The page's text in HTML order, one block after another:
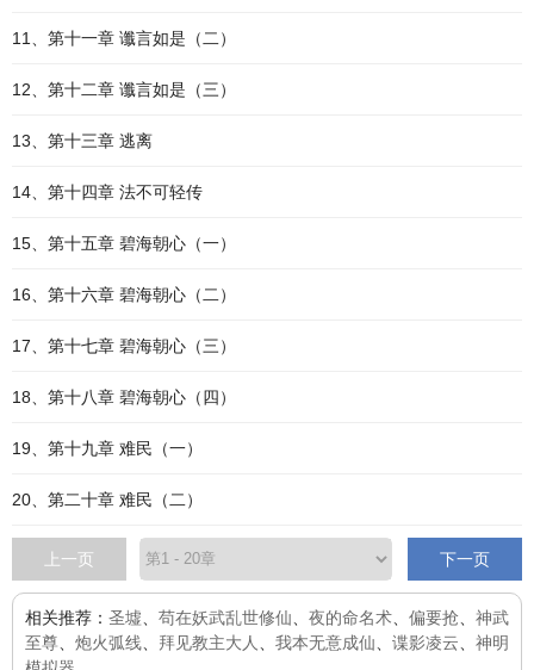
11、第十一章 谶言如是（二）
12、第十二章 谶言如是（三）
13、第十三章 逃离
14、第十四章 法不可轻传
15、第十五章 碧海朝心（一）
16、第十六章 碧海朝心（二）
17、第十七章 碧海朝心（三）
18、第十八章 碧海朝心（四）
19、第十九章 难民（一）
20、第二十章 难民（二）
上一页 下一页
相关推荐： 圣墟 苟在妖武乱世修仙 夜的命名术 偏要抢
神武
至尊
炮火弧线 拜见教主大人 我本无意成仙 谍影凌云
神明